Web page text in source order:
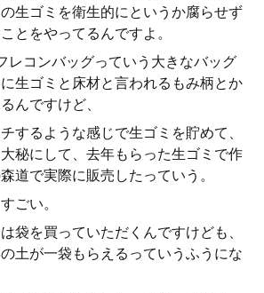
生ゴミを衛生的にというか腐らせず
とをやってるんですよ。
レコンバッグっていう大きなバッグ
生ゴミと床材と言われるもみ柄とか
んですけど、
するような感じで生ゴミを貯めて、
秘にして、去年もらった生ゴミで作
道で実際に販売したっていう。
ごい。
袋を買っていただくんですけども、
土が一袋もらえるっていうふうにな